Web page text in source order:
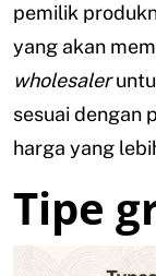
pemilik
yang akan
wholesaler
sesuai dengan
harga yang
Tipe